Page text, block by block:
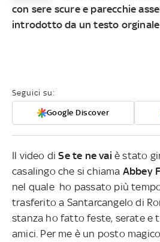
con sere scure e parecchie
introdotto da un testo
Seguici su:
Google Discover
Il video diSe te ne vaiè stato
casalingo che si chiama Abbey
nel quale ho passato più
trasferito a Santarcangelo di
stanza ho fatto feste, serate e
amici. Per me è un posto